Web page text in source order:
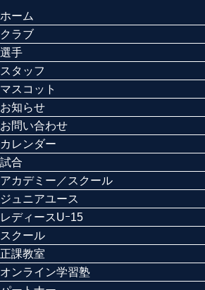
ホーム
クラブ
選手
スタッフ
マスコット
お知らせ
お問い合わせ
カレンダー
試合
アカデミー／スクール
ジュニアユース
レディースUｰ15
スクール
正課教室
オンライン学習塾